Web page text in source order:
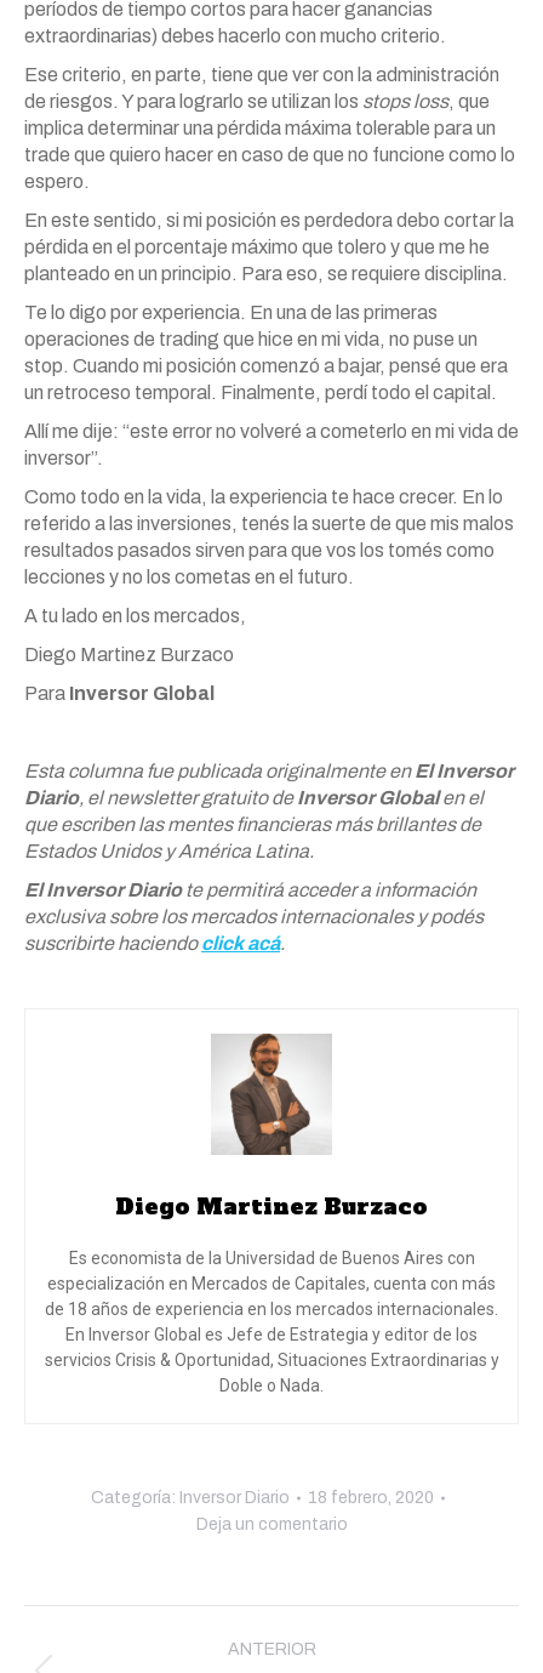
períodos de tiempo cortos para hacer ganancias
extraordinarias) debes hacerlo con mucho criterio.
Ese criterio, en parte, tiene que ver con la administración
de riesgos. Y para lograrlo se utilizan los stops loss, que
implica determinar una pérdida máxima tolerable para un
trade que quiero hacer en caso de que no funcione como lo
espero.
En este sentido, si mi posición es perdedora debo cortar la
pérdida en el porcentaje máximo que tolero y que me he
planteado en un principio. Para eso, se requiere disciplina.
Te lo digo por experiencia. En una de las primeras
operaciones de trading que hice en mi vida, no puse un
stop. Cuando mi posición comenzó a bajar, pensé que era
un retroceso temporal. Finalmente, perdí todo el capital.
Allí me dije: “este error no volveré a cometerlo en mi vida de
inversor”.
Como todo en la vida, la experiencia te hace crecer. En lo
referido a las inversiones, tenés la suerte de que mis malos
resultados pasados sirven para que vos los tomés como
lecciones y no los cometas en el futuro.
A tu lado en los mercados,
Diego Martinez Burzaco
Para Inversor Global
Esta columna fue publicada originalmente enEl Inversor
Diario, el newsletter gratuito deInversor Globalen el
que escriben las mentes financieras más brillantes de
Estados Unidos y América Latina.
El Inversor Diariote permitirá acceder a información
exclusiva sobre los mercados internacionales y podés
suscribirte haciendoclick acá.
Diego Martinez Burzaco
Es economista de la Universidad de Buenos Aires con
especialización en Mercados de Capitales, cuenta con más
de 18 años de experiencia en los mercados internacionales.
En Inversor Global es Jefe de Estrategia y editor de los
servicios Crisis & Oportunidad, Situaciones Extraordinarias y
Doble o Nada.
Categoría: Inversor Diario
18 febrero, 2020
Deja un comentario
entre
ANTERIOR